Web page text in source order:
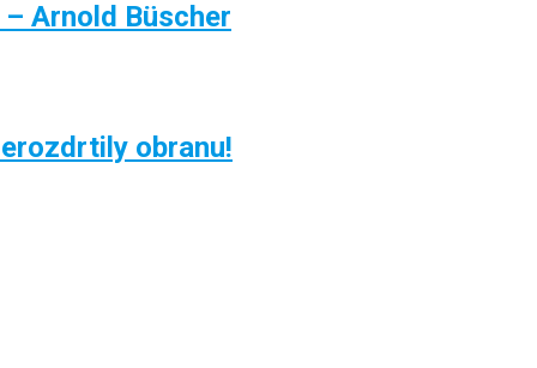
Arnold Büscher
obranu!